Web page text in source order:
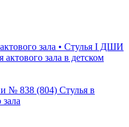
зала • Стулья I ДШИ
зала в детском
№ 838 (804) Стулья в
зала